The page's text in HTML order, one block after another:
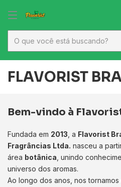
FLAVORIST
Bem-vindo à
Fundada em 2013 , a Flavorist
Fragrâncias Ltda. nasceu a
área botânica , unindo
universo dos aromas.
Ao longo dos anos, nos tornamos